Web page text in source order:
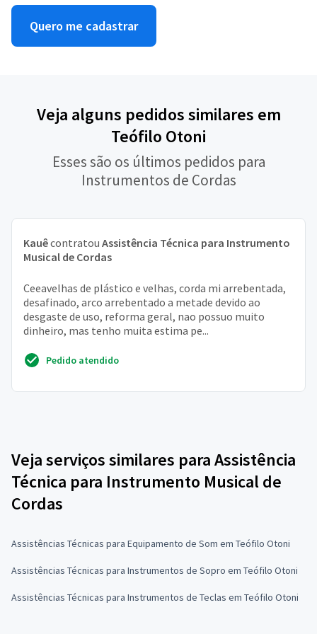
Quero me cadastrar
Veja alguns pedidos similares em
Teófilo Otoni
Esses são os últimos pedidos para
Instrumentos de Cordas
Kauêcontratou Assistência Técnica para Instrumento
Musical de Cordas
Ceeavelhas de plástico e velhas, corda mi arrebentada,
desafinado, arco arrebentado a metade devido ao
desgaste de uso, reforma geral, nao possuo muito
dinheiro, mas tenho muita estima pe...
Pedido atendido
Veja serviços similares para Assistência
Técnica para Instrumento Musical de
Cordas
Assistências Técnicas para Equipamento de Som em Teófilo Otoni
Assistências Técnicas para Instrumentos de Sopro em Teófilo Otoni
Assistências Técnicas para Instrumentos de Teclas em Teófilo Otoni